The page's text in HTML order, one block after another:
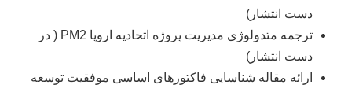
دست انتشار)
ترجمه متدولوژی مدیریت پروژه اتحادیه اروپا PM2 ( در
دست انتشار)
ارائه مقاله شناسایی فاکتورهای اساسی موفقیت توسعه